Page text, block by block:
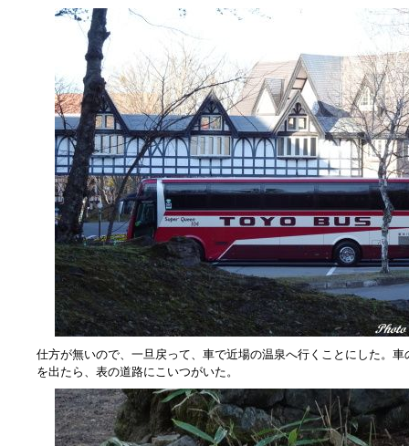
仕方が無いので、一旦戻って、車で近場の温泉へ行くことにした。
を出たら、表の道路にこいつがいた。